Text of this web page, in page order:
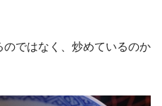
ではなく、炒めているのか